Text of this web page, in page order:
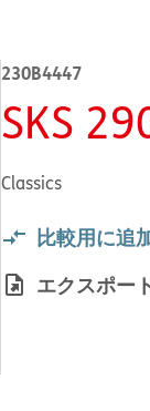
230B4447
SKS
Classics
比較用に追
エクスポー